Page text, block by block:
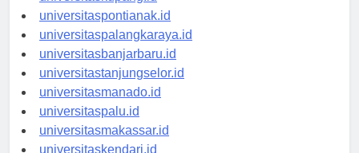
universitaskupang.id
universitaspontianak.id
universitaspalangkaraya.id
universitasbanjarbaru.id
universitastanjungselor.id
universitasmanado.id
universitaspalu.id
universitasmakassar.id